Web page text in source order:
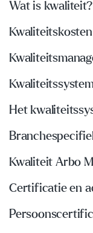
Wat is kwaliteit?
Kwaliteitskosten
Het
Kwaliteit Arbo
Certificatie en